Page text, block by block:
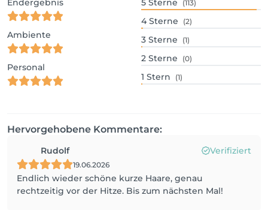
Endergebnis
Ambiente
Personal
5 Sterne (113)
4 Sterne (2)
3 Sterne (1)
2 Sterne (0)
1 Stern (1)
Hervorgehobene Kommentare:
Rudolf Verifiziert
19.06.2026
Endlich wieder schöne kurze Haare, genau
rechtzeitig vor der Hitze. Bis zum nächsten Mal!